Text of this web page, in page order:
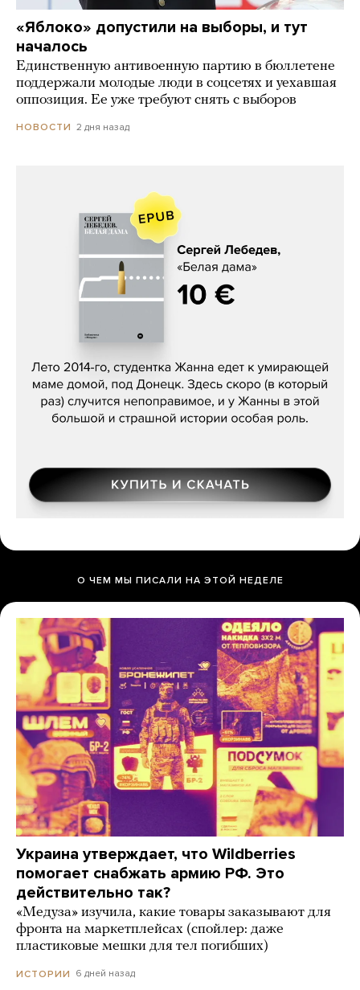
«Яблоко» допустили на выборы, и тут
началось
Единственную антивоенную партию в бюллетене
поддержали молодые люди в соцсетях и уехавшая
оппозиция. Ее уже требуют снять с выборов
НОВОСТИ 2 дня назад
Сергей Лебедев, «Белая дама»
О ЧЕМ МЫ ПИСАЛИ НА ЭТОЙ НЕДЕЛЕ
Украина утверждает, что Wildberries
помогает снабжать армию РФ. Это
действительно так?
«Медуза» изучила, какие товары заказывают для
фронта на маркетплейсах (спойлер: даже
пластиковые мешки для тел погибших)
ИСТОРИИ 6 дней назад